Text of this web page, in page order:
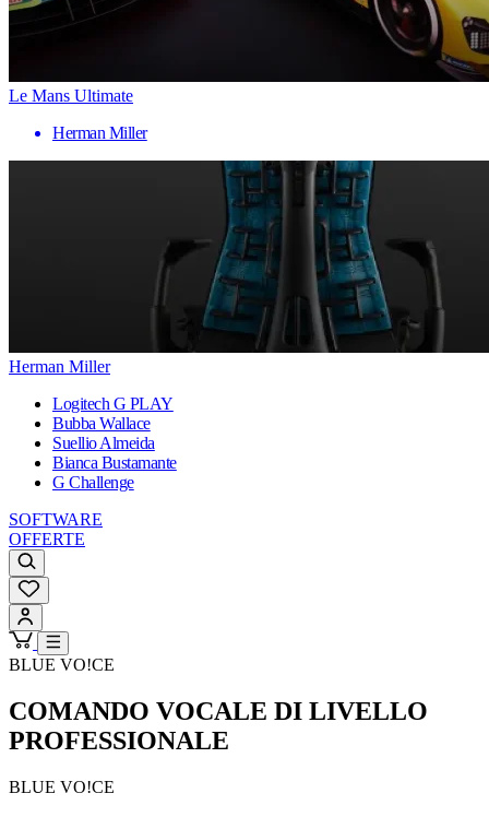
Le Mans Ultimate
Herman Miller
Herman Miller
Logitech G PLAY
Bubba Wallace
Suellio Almeida
Bianca Bustamante
G Challenge
SOFTWARE
OFFERTE
BLUE VO!CE
COMANDO VOCALE DI LIVELLO
PROFESSIONALE
BLUE VO!CE